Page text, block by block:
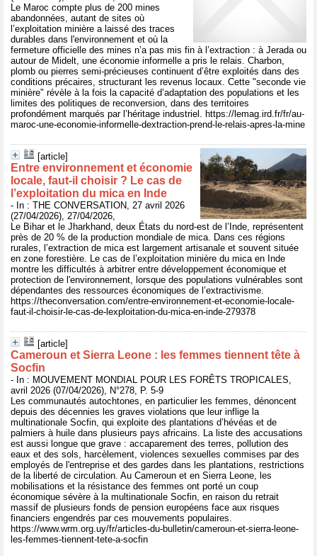
Le Maroc compte plus de 200 mines
abandonnées, autant de sites où
l’exploitation minière a laissé des traces
durables dans l'environnement et où la
fermeture officielle des mines n’a pas mis fin à l’extraction : à Jerada ou
autour de Midelt, une économie informelle a pris le relais. Charbon,
plomb ou pierres semi-précieuses continuent d’être exploités dans des
conditions précaires, structurant les revenus locaux. Cette "seconde vie
minière" révèle à la fois la capacité d’adaptation des populations et les
limites des politiques de reconversion, dans des territoires
profondément marqués par l’héritage industriel. https://lemag.ird.fr/fr/au-
maroc-une-economie-informelle-dextraction-prend-le-relais-apres-la-mine
[article]
Entre environnement et économie
locale, faut‑il choisir ? Le cas de
l’exploitation du mica en Inde
- In : THE CONVERSATION, 27 avril 2026
(27/04/2026), 27/04/2026,
Le Bihar et le Jharkhand, deux États du nord-est de l’Inde, représentent
près de 20 % de la production mondiale de mica. Dans ces régions
rurales, l’extraction de mica est largement artisanale et souvent située
en zone forestière. Le cas de l’exploitation minière du mica en Inde
montre les difficultés à arbitrer entre développement économique et
protection de l'environnement, lorsque des populations vulnérables sont
dépendantes des ressources économiques de l’extractivisme.
https://theconversation.com/entre-environnement-et-economie-locale-
faut-il-choisir-le-cas-de-lexploitation-du-mica-en-inde-279378
[article]
Cameroun et Sierra Leone : les femmes tiennent tête à
Socfin
- In : MOUVEMENT MONDIAL POUR LES FORÊTS TROPICALES,
avril 2026 (07/04/2026), N°278, P. 5-9
Les communautés autochtones, en particulier les femmes, dénoncent
depuis des décennies les graves violations que leur inflige la
multinationale Socfin, qui exploite des plantations d’hévéas et de
palmiers à huile dans plusieurs pays africains. La liste des accusations
est aussi longue que grave : accaparement des terres, pollution des
eaux et des sols, harcèlement, violences sexuelles commises par des
employés de l'entreprise et des gardes dans les plantations, restrictions
de la liberté de circulation. Au Cameroun et en Sierra Leone, les
mobilisations et la résistance des femmes ont porté un coup
économique sévère à la multinationale Socfin, en raison du retrait
massif de plusieurs fonds de pension européens face aux risques
financiers engendrés par ces mouvements populaires.
https://www.wrm.org.uy/fr/articles-du-bulletin/cameroun-et-sierra-leone-
les-femmes-tiennent-tete-a-socfin